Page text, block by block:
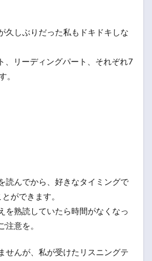
久しぶりだった私もドキドキしな
、リーディングパート、それぞれ7
。
読んでから、好きなタイミングで
ができます。
を熟読していたら時間がなくなっ
注意を。
せんが、私が受けたリスニングテ